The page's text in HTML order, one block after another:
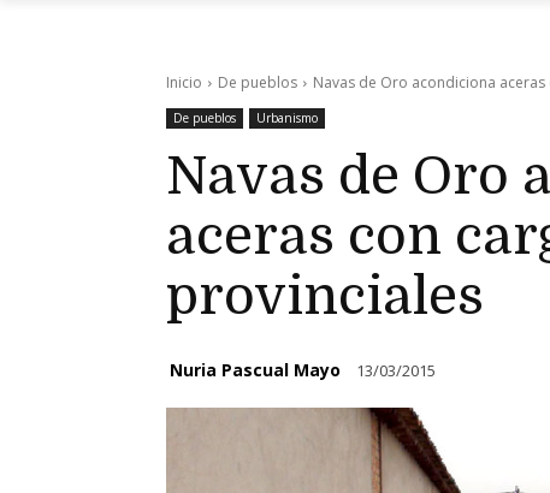
Inicio De pueblos Navas de Oro acondiciona
De pueblos Urbanismo
Navas de Oro
aceras con
provinciales
Nuria Pascual Mayo 13/03/2015